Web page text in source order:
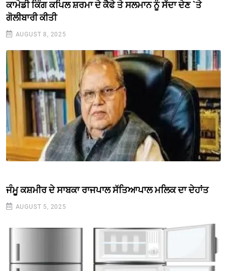
ਕਾਮੇਡੀ ਕਿੰਗ ਕਪਿਲ ਸ਼ਰਮਾ ਦੇ ਕੈਫੇ ਤੇ ਸਲਮਾਨ ਨੂੰ ਸੱਦਾ ਦੇਣ `ਤੇ
ਗੋਲੀਬਾਰੀ ਕੀਤੀ
AUGUST 8, 2025
ਜੰਮੂ ਕਸ਼ਮੀਰ ਦੇ ਸਾਬਕਾ ਰਾਜਪਾਲ ਸੱਤਿਆਪਾਲ ਮਲਿਕ ਦਾ ਦੇਹਾਂਤ
AUGUST 5, 2025